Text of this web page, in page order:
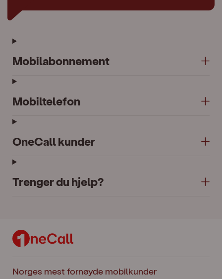
Mobilabonnement
Mobiltelefon
OneCall kunder
Trenger du hjelp?
Norges mest fornøyde mobilkunder